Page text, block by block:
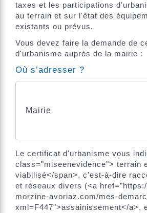
taxes et les participations
au terrain et sur l'état des
existants ou prévus.
Vous devez faire la demande de
d'urbanisme auprès de la mairie :
Où s’adresser ?
Mairie
Le certificat d'urbanisme vous
class="miseenevidence"> terrain
viabilisé</span>, c'est-à-dire
et réseaux divers (<a
morzine-avoriaz.com/mes-
xml=F447">assainissement</a>,